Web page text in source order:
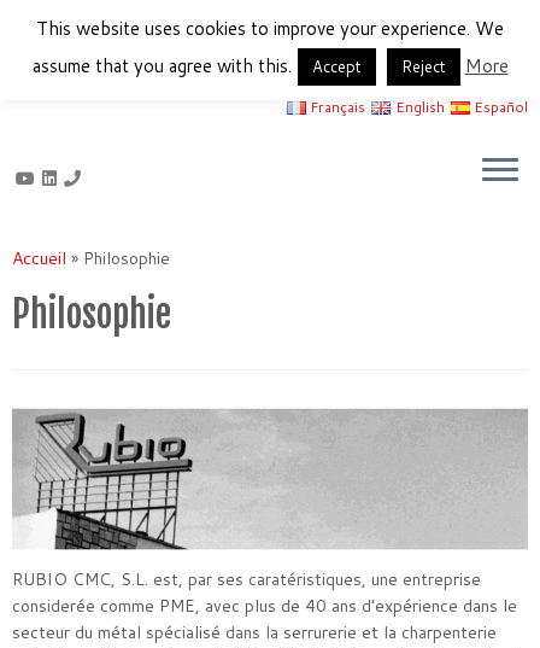
au
Español
English
Français
Accueil » Philosophie
Philosophie
RUBIO CMC, S.L. est, par ses caratéristiques, une entreprise
considerée comme PME, avec plus de 40 ans d’expérience dans le
secteur du métal spécialisé dans la serrurerie et la charpenterie
This website uses cookies to improve your experience. We
assume that you agree with this.
Accept Reject More